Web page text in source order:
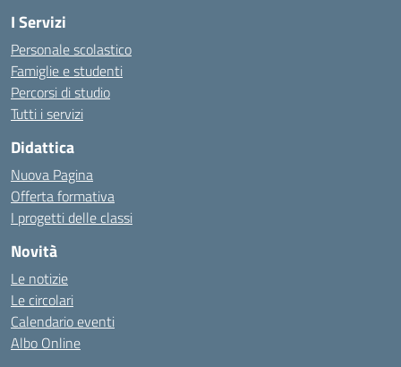
I Servizi
Personale scolastico
Famiglie e studenti
Percorsi di studio
Tutti i servizi
Didattica
Nuova Pagina
Offerta formativa
I progetti delle classi
Novità
Le notizie
Le circolari
Calendario eventi
Albo Online